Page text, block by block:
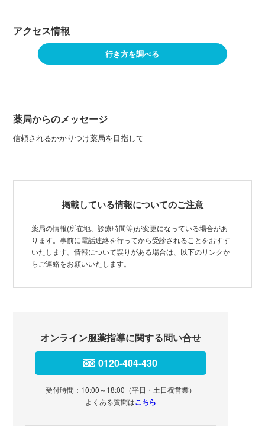
アクセス情報
行き方を調べる
薬局からのメッセージ
信頼されるかかりつけ薬局を目指して
掲載している情報についてのご注意
薬局の情報(所在地、診療時間等)が変更になっている場合があ
ります。事前に電話連絡を行ってから受診されることをおすす
いたします。情報について誤りがある場合は、以下のリンクか
らご連絡をお願いいたします。
オンライン服薬指導に関する問い合せ
0120-404-430
受付時間：10:00～18:00（平日・土日祝営業）
よくある質問はこちら